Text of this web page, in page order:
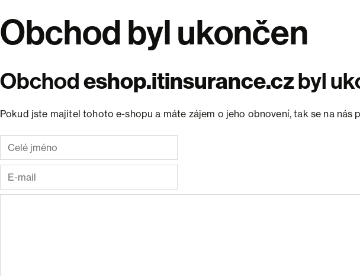
Obchod byl ukončen
Obchodeshop.itinsurance.czbyl
Pokud jste majitel tohoto e-shopu a máte zájem o jeho obnovení, tak se na nás